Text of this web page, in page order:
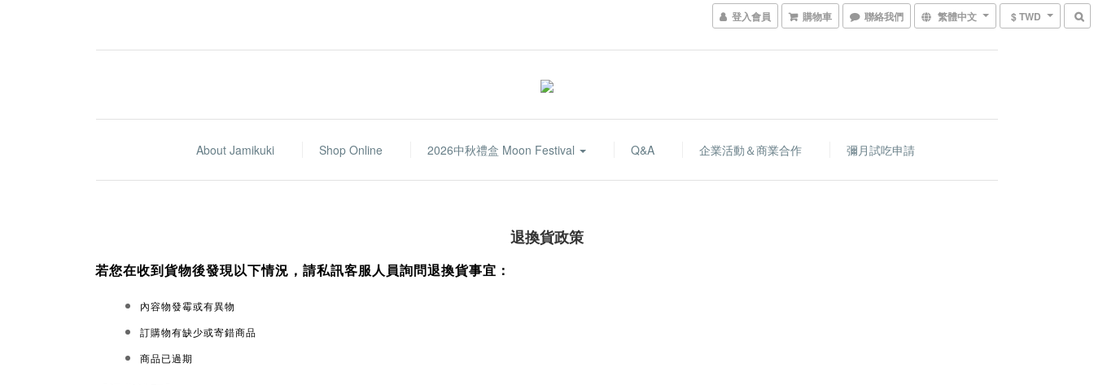
登入會員 購物車 聯絡我們 繁體中文 $ TWD
About Jamikuki Shop Online 2026中秋禮盒 Moon Festival Q&A 企業活動＆商業合作 彌月試吃申請
退換貨政策
若您在收到貨物後發現以下情況，請私訊客服人員詢問退換貨事宜：
內容物發霉或有異物
訂購物有缺少或寄錯商品
商品已過期